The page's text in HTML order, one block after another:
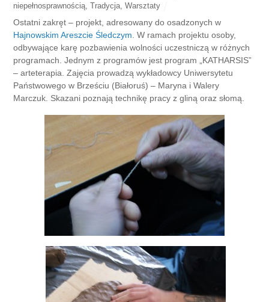
niepełnosprawnością ,Tradycja ,Warsztaty
Ostatni zakręt – projekt, adresowany do osadzonych w
Hajnowskim Areszcie Śledczym . W ramach projektu osoby,
odbywające karę pozbawienia wolności uczestniczą w różnych
programach. Jednym z programów jest program „KATHARSIS”
– arteterapia. Zajęcia prowadzą wykładowcy Uniwersytetu
Państwowego w Brześciu (Białoruś) – Maryna i Walery
Marczuk. Skazani poznają technikę pracy z gliną oraz słomą.